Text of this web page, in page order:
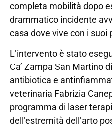
completa mobilità dopo
drammatico incidente
casa dove vive con i suoi
L’intervento è stato
Ca’ Zampa San Martino
antibiotica e
veterinaria Fabrizia
programma di laser
dell’estremità dell’arto